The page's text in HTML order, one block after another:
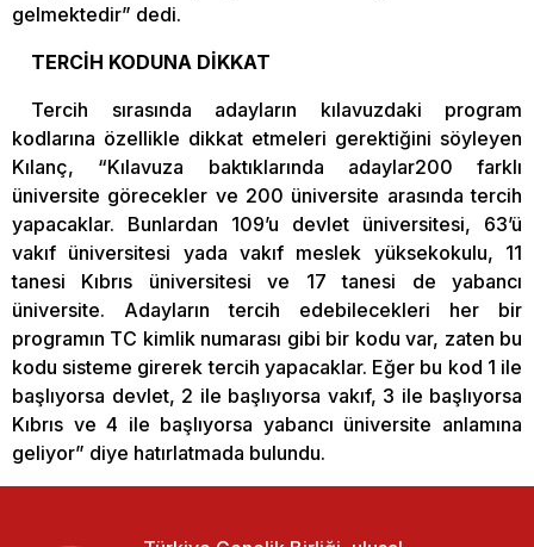
gelmektedir” dedi.
TERCİH KODUNA DİKKAT
Tercih sırasında adayların kılavuzdaki program
kodlarına özellikle dikkat etmeleri gerektiğini söyleyen
Kılanç, “Kılavuza baktıklarında adaylar200 farklı
üniversite görecekler ve 200 üniversite arasında tercih
yapacaklar. Bunlardan 109’u devlet üniversitesi, 63’ü
vakıf üniversitesi yada vakıf meslek yüksekokulu, 11
tanesi Kıbrıs üniversitesi ve 17 tanesi de yabancı
üniversite. Adayların tercih edebilecekleri her bir
programın TC kimlik numarası gibi bir kodu var, zaten bu
kodu sisteme girerek tercih yapacaklar. Eğer bu kod 1 ile
başlıyorsa devlet, 2 ile başlıyorsa vakıf, 3 ile başlıyorsa
Kıbrıs ve 4 ile başlıyorsa yabancı üniversite anlamına
geliyor” diye hatırlatmada bulundu.